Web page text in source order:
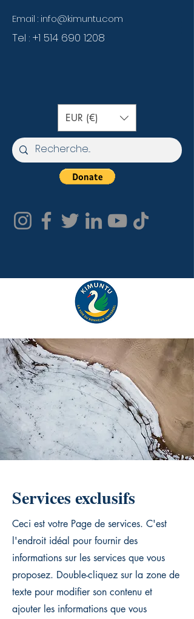
Email : info@kimuntu.com
Tel : +1 514 690 1208
EUR (€)
Services exclusifs
Ceci est votre Page de services. C'est
l'endroit idéal pour fournir des
informations sur les services que vous
proposez. Double-cliquez sur la zone de
texte pour modifier son contenu et
ajouter les informations que vous